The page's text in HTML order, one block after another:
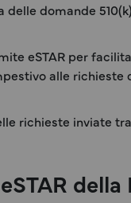
domande
eSTAR per
alle
richieste inviate
della